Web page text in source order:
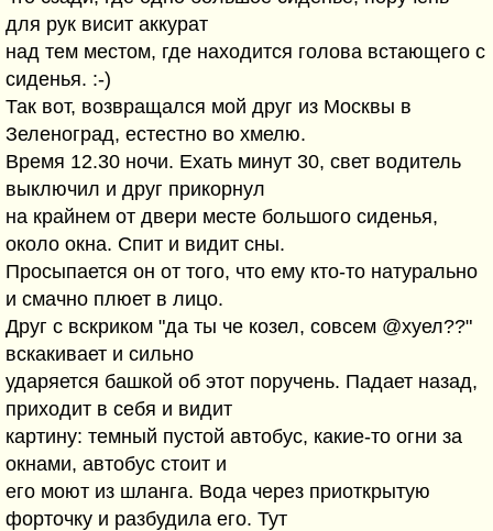
для рук висит аккурат
над тем местом, где находится голова встающего с
сиденья. :-)
Так вот, возвращался мой друг из Москвы в
Зеленоград, естестно во хмелю.
Время 12.30 ночи. Ехать минут 30, свет водитель
выключил и друг прикорнул
на крайнем от двери месте большого сиденья,
около окна. Спит и видит сны.
Просыпается он от того, что ему кто-то натурально
и смачно плюет в лицо.
Друг с вскриком "да ты че козел, совсем @хуел??"
вскакивает и сильно
ударяется башкой об этот поручень. Падает назад,
приходит в себя и видит
картину: темный пустой автобус, какие-то огни за
окнами, автобус стоит и
его моют из шланга. Вода через приоткрытую
форточку и разбудила его. Тут